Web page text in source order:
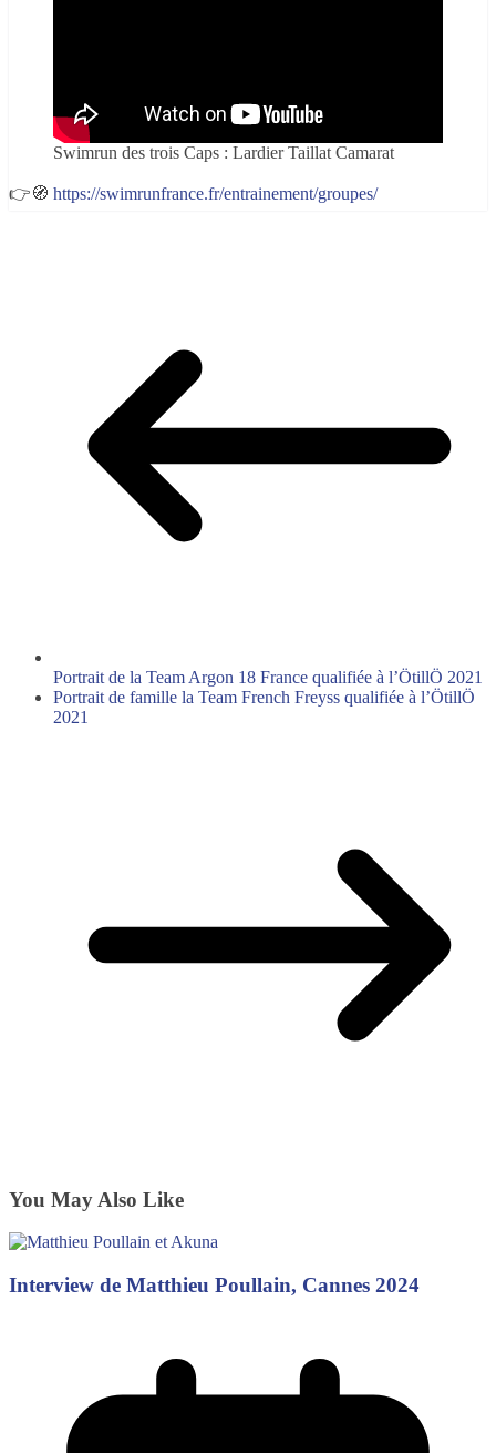
Swimrun des trois Caps : Lardier Taillat Camarat
👉🧭 https://swimrunfrance.fr/entrainement/groupes/
Portrait de la Team Argon 18 France qualifiée à l’ÖtillÖ 2021
Portrait de famille la Team French Freyss qualifiée à l’ÖtillÖ
2021
You May Also Like
Interview de Matthieu Poullain, Cannes 2024